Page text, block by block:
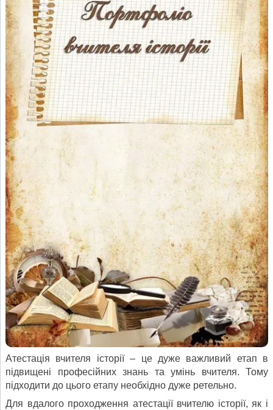
Атестація вчителя історії – це дуже важливий етап в
підвищені професійних знань та умінь вчителя. Тому
підходити до цього етапу необхідно дуже ретельно.
Для вдалого проходження атестації вчителю історії, як і